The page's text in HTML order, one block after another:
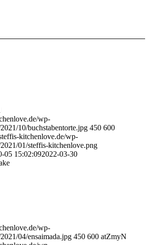
wp-
10/buchstabentorte.jpg 450 600
kitchenlove.de/wp-
01/steffis-kitchenlove.png
05 15:02:092022-03-30
wp-
04/ensaimada.jpg 450 600 atZmyN